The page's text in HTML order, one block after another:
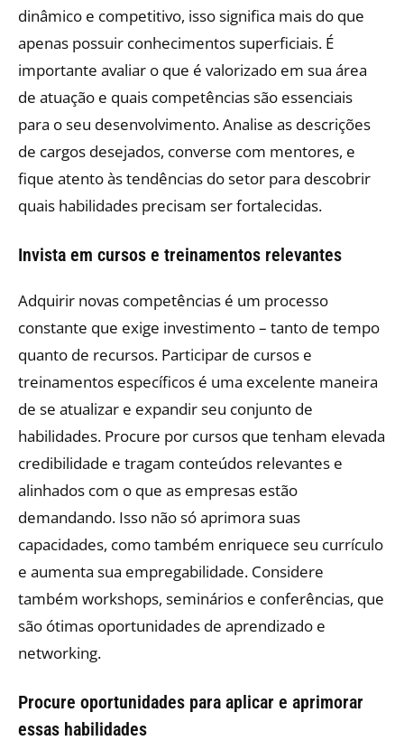
dinâmico e competitivo, isso significa mais do que
apenas possuir conhecimentos superficiais. É
importante avaliar o que é valorizado em sua área
de atuação e quais competências são essenciais
para o seu desenvolvimento. Analise as descrições
de cargos desejados, converse com mentores, e
fique atento às tendências do setor para descobrir
quais habilidades precisam ser fortalecidas.
Invista em cursos e treinamentos relevantes
Adquirir novas competências é um processo
constante que exige investimento – tanto de tempo
quanto de recursos. Participar de cursos e
treinamentos específicos é uma excelente maneira
de se atualizar e expandir seu conjunto de
habilidades. Procure por cursos que tenham elevada
credibilidade e tragam conteúdos relevantes e
alinhados com o que as empresas estão
demandando. Isso não só aprimora suas
capacidades, como também enriquece seu currículo
e aumenta sua empregabilidade. Considere
também workshops, seminários e conferências, que
são ótimas oportunidades de aprendizado e
networking.
Procure oportunidades para aplicar e aprimorar
essas habilidades